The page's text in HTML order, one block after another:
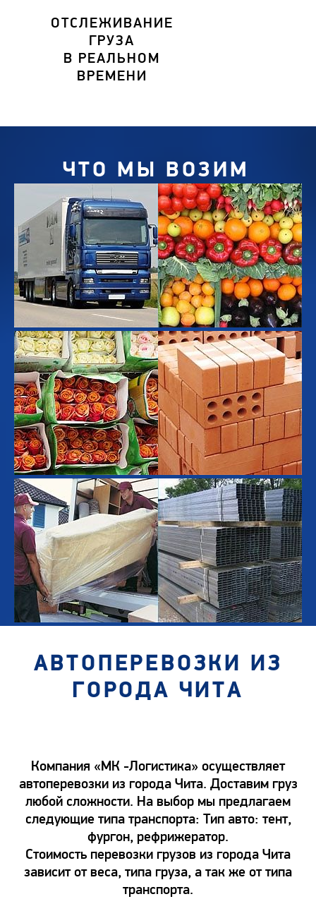
ОТСЛЕЖИВАНИЕ
ГРУЗА
В РЕАЛЬНОМ
ВРЕМЕНИ
ЧТО МЫ ВОЗИМ
АВТОПЕРЕВОЗКИ ИЗ
ГОРОДА ЧИТА
Компания «МК -Логистика» осуществляет
автоперевозки из города Чита. Доставим груз
любой сложности. На выбор мы предлагаем
следующие типа транспорта: Тип авто: тент,
фургон, рефрижератор.
Стоимость перевозки грузов из города Чита
зависит от веса, типа груза, а так же от типа
транспорта.